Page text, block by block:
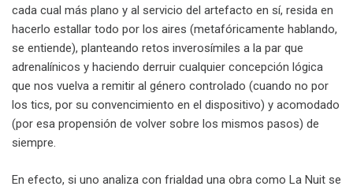
cada cual más plano y al servicio del artefacto en sí, resida en
hacerlo estallar todo por los aires (metafóricamente hablando,
se entiende), planteando retos inverosímiles a la par que
adrenalínicos y haciendo derruir cualquier concepción lógica
que nos vuelva a remitir al género controlado (cuando no por
los tics, por su convencimiento en el dispositivo) y acomodado
(por esa propensión de volver sobre los mismos pasos) de
siempre.
En efecto, si uno analiza con frialdad una obra como La Nuit se